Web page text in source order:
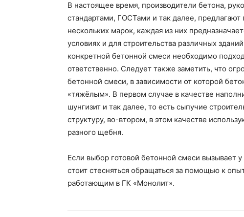
В настоящее время, производители бетона,
стандартами, ГОСТами и так далее, предлагают
нескольких марок, каждая из них
условиях и для строительства различных
конкретной бетонной смеси необходимо
ответственно. Следует также заметить, что
бетонной смеси, в зависимости от которой
«тяжёлым». В первом случае в качестве
шунгизит и так далее, то есть сыпучие
структуру, во-втором, в этом качестве
разного щебня.
Если выбор готовой бетонной смеси вызывает
стоит стесняться обращаться за помощью к
работающим в ГК «Монолит».